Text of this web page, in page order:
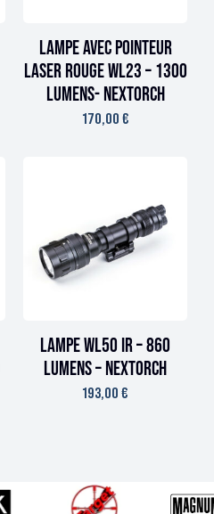
Lampe avec pointeur
laser ROUGE WL23 – 1300
lumens- Nextorch
170,00 €
Lampe WL50 IR – 860
lumens – Nextorch
193,00 €